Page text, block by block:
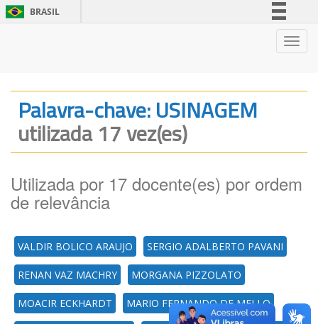
BRASIL
Legislação
Palavra-chave: USINAGEM
utilizada 17 vez(es)
Utilizada por 17 docente(es) por ordem
de relevância
VALDIR BOLICO ARAUJO SERGIO ADALBERTO PAVANI
RENAN VAZ MACHRY MORGANA PIZZOLATO
MOACIR ECKHARDT MARIO FERNANDO DE MELLO